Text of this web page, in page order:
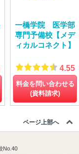
一橋学院 医学部
専門予備校【メデ
ィカルコネクト】
4.55
料金を問い合わせる
(資料請求)
ページ上部へ
No.40